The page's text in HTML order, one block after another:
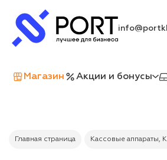
Магазин Акции и бонусы
Главная страница Кассовые аппараты,